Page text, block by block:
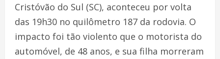
Cristóvão do Sul (SC), aconteceu por volta
das 19h30 no quilômetro 187 da rodovia. O
impacto foi tão violento que o motorista do
automóvel, de 48 anos, e sua filha morreram